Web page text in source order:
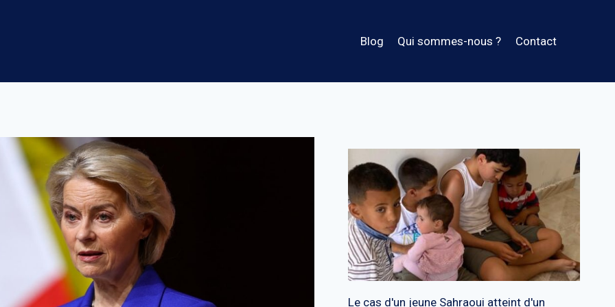
Blog Qui sommes-nous ? Contact
Le cas d'un jeune Sahraoui atteint d'un